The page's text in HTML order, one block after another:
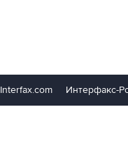
Interfax.com Интерфакс-